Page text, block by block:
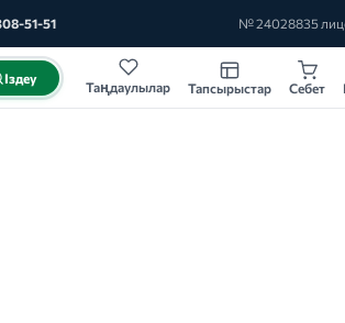
51-51 № 24028835
Іздеу
Таңдаулылар Тапсырыстар Себет